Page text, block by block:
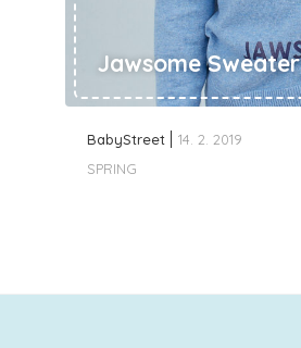
BabyStreet 14. 2. 2019
Jawsome Sweater
SPRING